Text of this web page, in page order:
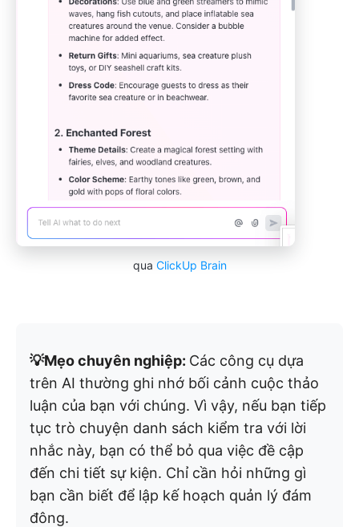
qua ClickUp Brain
💡Mẹo chuyên nghiệp: Các công cụ dựa
trên AI thường ghi nhớ bối cảnh cuộc thảo
luận của bạn với chúng. Vì vậy, nếu bạn tiếp
tục trò chuyện danh sách kiểm tra với lời
nhắc này, bạn có thể bỏ qua việc đề cập
đến chi tiết sự kiện. Chỉ cần hỏi những gì
bạn cần biết để lập kế hoạch quản lý đám
đông.